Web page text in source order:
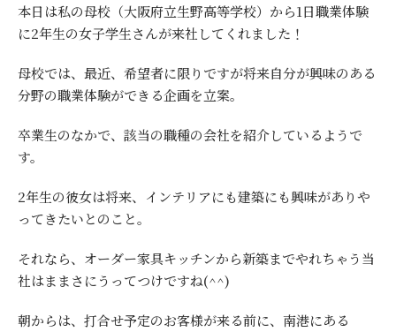
本日は私の母校（大阪府立生野高等学校）から1日職業体験
に2年生の女子学生さんが来社してくれました！
母校では、最近、希望者に限りですが将来自分が興味のある
分野の職業体験ができる企画を立案。
卒業生のなかで、該当の職種の会社を紹介しているようで
す。
2年生の彼女は将来、インテリアにも建築にも興味がありや
ってきたいとのこと。
それなら、オーダー家具キッチンから新築までやれちゃう当
社はままさにうってつけですね(^^)
朝からは、打合せ予定のお客様が来る前に、南港にある